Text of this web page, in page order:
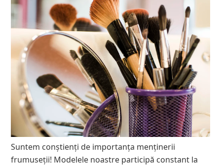
Suntem conștienți de importanța menținerii
frumuseții! Modelele noastre participă constant la